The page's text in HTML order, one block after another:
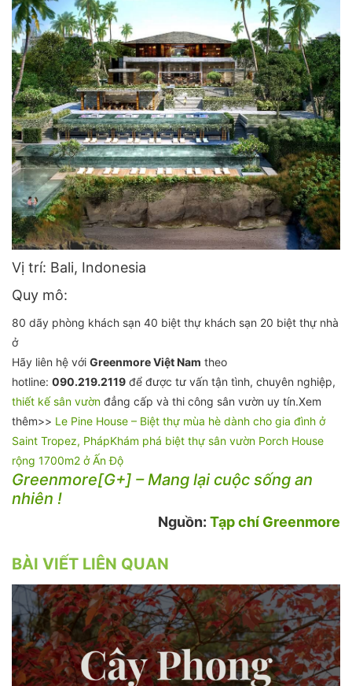
Vị trí: Bali, Indonesia
Quy mô:
80 dãy phòng khách sạn 40 biệt thự khách sạn 20 biệt thự nhà
ở
Hãy liên hệ với Greenmore Việt Nam theo
hotline: 090.219.2119 để được tư vấn tận tình, chuyên nghiệp,
thiết kế sân vườn đẳng cấp và thi công sân vườn uy tín.Xem
thêm>> Le Pine House – Biệt thự mùa hè dành cho gia đình ở
Saint Tropez, PhápKhám phá biệt thự sân vườn Porch House
rộng 1700m2 ở Ấn Độ
Greenmore[G+] – Mang lại cuộc sống an
nhiên !
Nguồn: Tạp chí Greenmore
BÀI VIẾT LIÊN QUAN